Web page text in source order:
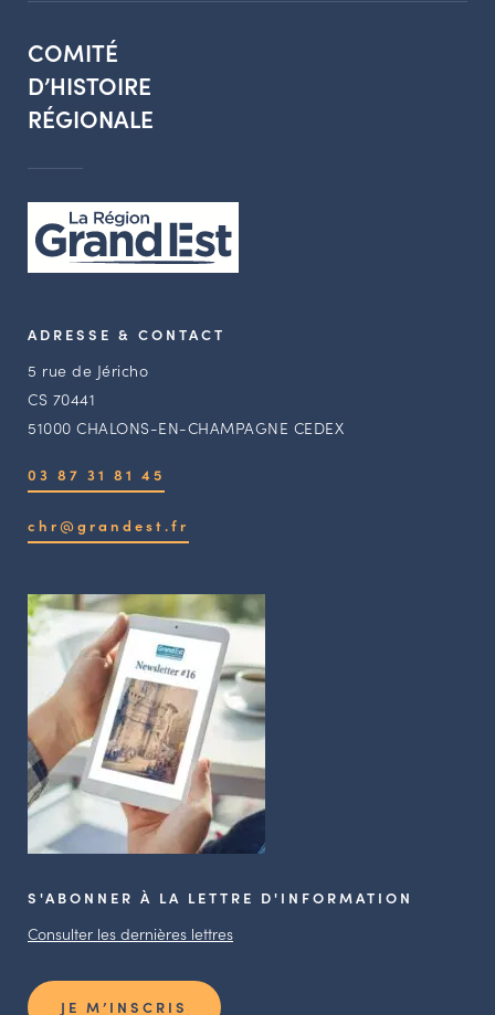
COMITÉ
D’HISTOIRE
RÉGIONALE
ADRESSE & CONTACT
5 rue de Jéricho
CS 70441
51000 CHALONS-EN-CHAMPAGNE CEDEX
03 87 31 81 45
chr@grandest.fr
S'ABONNER À LA LETTRE D'INFORMATION
Consulter les dernières lettres
JE M’INSCRIS